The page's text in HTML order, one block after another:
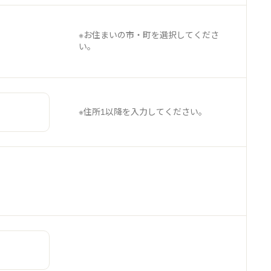
※お住まいの市・町を選択してくださ
い。
※住所1以降を入力してください。